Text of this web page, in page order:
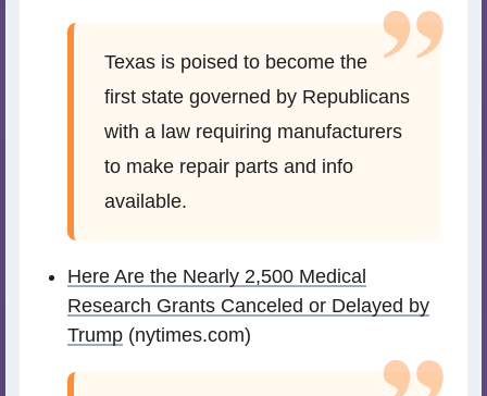
Texas is poised to become the
first state governed by Republicans
with a law requiring manufacturers
to make repair parts and info
available.
Here Are the Nearly 2,500 Medical
Research Grants Canceled or Delayed by
Trump (nytimes.com)